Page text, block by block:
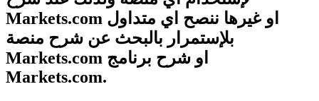
Markets.com او غيرها ننصح اي متداول
بلإستمرار بالبحث عن شرح منصة
Markets.com او شرح برنامج
Markets.com.